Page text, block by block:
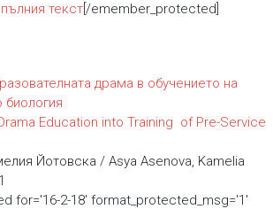
текст[/emember_protected]
драма в обучението на
биология
Education into Training of Pre-Service
Йотовска / Asya Asenova, Kamelia
for='16-2-18' format_protected_msg='1'